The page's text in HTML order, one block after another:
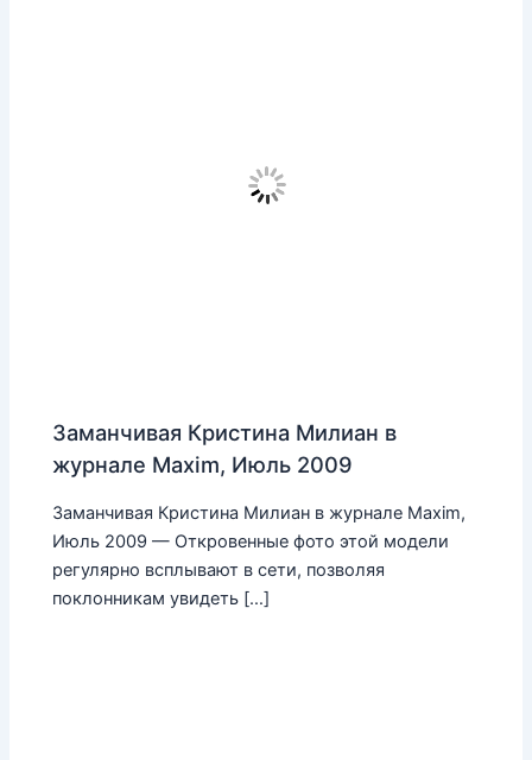
Заманчивая Кристина Милиан в
журнале Maxim, Июль 2009
Заманчивая Кристина Милиан в журнале Maxim,
Июль 2009 — Откровенные фото этой модели
регулярно всплывают в сети, позволяя
поклонникам увидеть […]